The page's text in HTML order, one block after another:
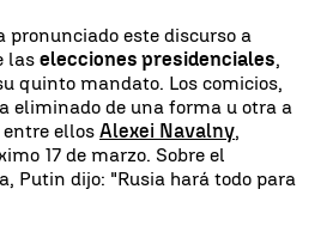
pronunciado este discurso a
las elecciones presidenciales,
quinto mandato. Los comicios,
eliminado de una forma u otra a
entre ellos Alexei Navalny,
17 de marzo. Sobre el
Putin dijo: "Rusia hará todo para